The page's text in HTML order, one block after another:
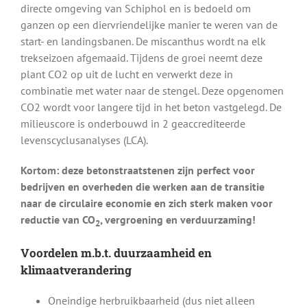
directe omgeving van Schiphol en is bedoeld om
ganzen op een diervriendelijke manier te weren van de
start- en landingsbanen. De miscanthus wordt na elk
trekseizoen afgemaaid. Tijdens de groei neemt deze
plant CO2 op uit de lucht en verwerkt deze in
combinatie met water naar de stengel. Deze opgenomen
CO2 wordt voor langere tijd in het beton vastgelegd. De
milieuscore is onderbouwd in 2 geaccrediteerde
levenscyclusanalyses (LCA).
Kortom: deze betonstraatstenen zijn perfect voor
bedrijven en overheden die werken aan de transitie
naar de circulaire economie en zich sterk maken voor
reductie van CO2, vergroening en verduurzaming!
Voordelen m.b.t. duurzaamheid en
klimaatverandering
Oneindige herbruikbaarheid (dus niet alleen